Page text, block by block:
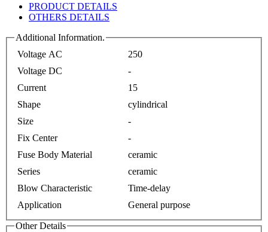
PRODUCT DETAILS
OTHERS DETAILS
Additional Information.
Voltage AC
250
Voltage DC
-
Current
15
Shape
cylindrical
Size
-
Fix Center
-
Fuse Body Material
ceramic
Series
ceramic
Blow Characteristic
Time-delay
Application
General purpose
Other Details